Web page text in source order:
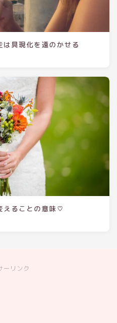
は具現化を遠のかせる
えることの意味♡
ーリンク